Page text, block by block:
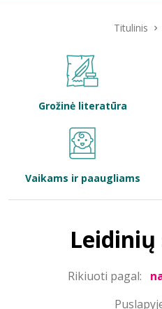
Bibliotekoms
Titulinis
Grožinė literatūra
Vaikams ir paaugliams
Leidinių
Rikiuoti pagal: